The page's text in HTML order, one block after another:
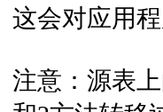
这会对应用
注意：源表